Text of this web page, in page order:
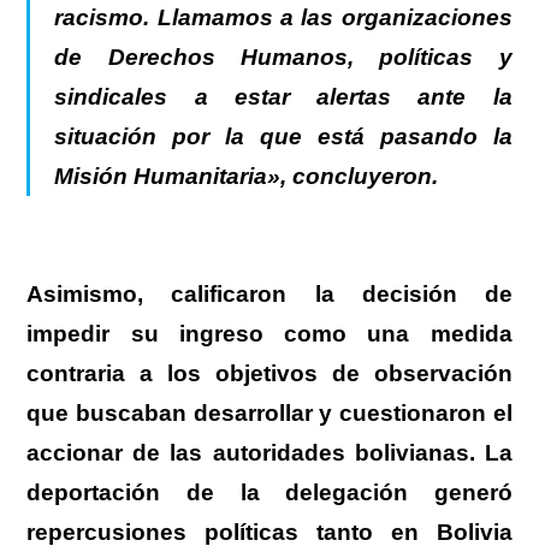
racismo. Llamamos a las organizaciones
de Derechos Humanos, políticas y
sindicales a estar alertas ante la
situación por la que está pasando la
Misión Humanitaria», concluyeron.
Asimismo, calificaron la decisión de
impedir su ingreso como una medida
contraria a los objetivos de observación
que buscaban desarrollar y cuestionaron el
accionar de las autoridades bolivianas. La
deportación de la delegación generó
repercusiones políticas tanto en Bolivia